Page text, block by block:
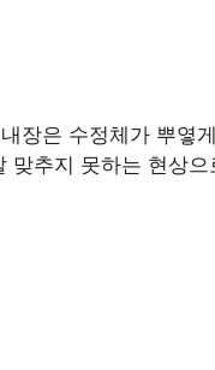
장은 수정체가 뿌
추지 못하는 현상